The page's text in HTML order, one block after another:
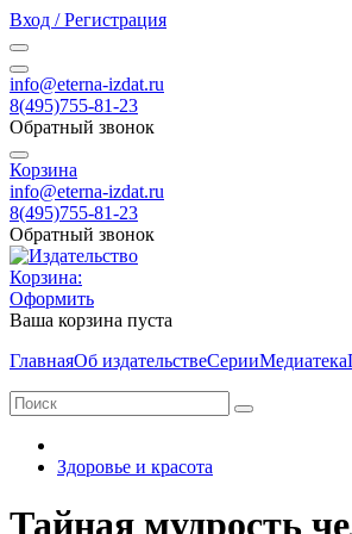
Вход / Регистрация
info@eterna-izdat.ru
8(495)755-81-23
Обратный звонок
Корзина
info@eterna-izdat.ru
8(495)755-81-23
Обратный звонок
Корзина:
Оформить
Ваша корзина пуста
ГлавнаяОб издательствеСерииМедиатека
Здоровье и красота
Тайная мудрость